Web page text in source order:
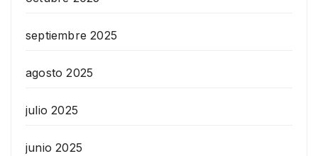
septiembre 2025
agosto 2025
julio 2025
junio 2025